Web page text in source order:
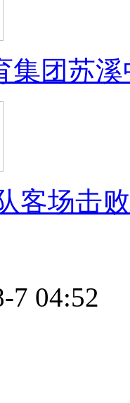
集团苏
客场击
7 04:52